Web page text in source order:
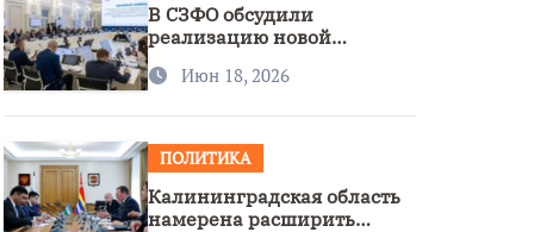
В СЗФО обсудили
реализацию новой
Июн 18, 2026
ПОЛИТИКА
Калининградская область
намерена расширить